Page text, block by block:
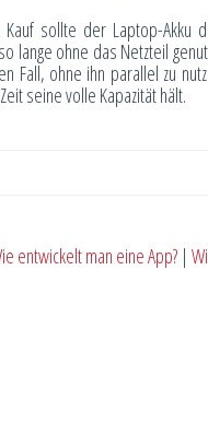
sollte der Laptop-Akku
lange ohne das Netzteil
Fall, ohne ihn parallel zu
seine volle Kapazität hält.
entwickelt man eine App? |